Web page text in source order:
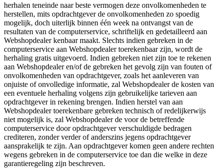
herhalen teneinde naar beste vermogen deze onvolkomenheden te
herstellen, mits opdrachtgever de onvolkomenheden zo spoedig
mogelijk, doch uiterlijk binnen één week na ontvangst van de
resultaten van de computerservice, schriftelijk en gedetailleerd aan
Webshopdealer kenbaar maakt. Slechts indien gebreken in de
computerservice aan Webshopdealer toerekenbaar zijn, wordt de
herhaling gratis uitgevoerd. Indien gebreken niet zijn toe te rekenen
aan Webshopdealer en/of de gebreken het gevolg zijn van fouten of
onvolkomenheden van opdrachtgever, zoals het aanleveren van
onjuiste of onvolledige informatie, zal Webshopdealer de kosten van
een eventuele herhaling volgens zijn gebruikelijke tarieven aan
opdrachtgever in rekening brengen. Indien herstel van aan
Webshopdealer toerekenbare gebreken technisch of redelijkerwijs
niet mogelijk is, zal Webshopdealer de voor de betreffende
computerservice door opdrachtgever verschuldigde bedragen
crediteren, zonder verder of anderszins jegens opdrachtgever
aansprakelijk te zijn. Aan opdrachtgever komen geen andere rechten
wegens gebreken in de computerservice toe dan die welke in deze
garantieregeling zijn beschreven.